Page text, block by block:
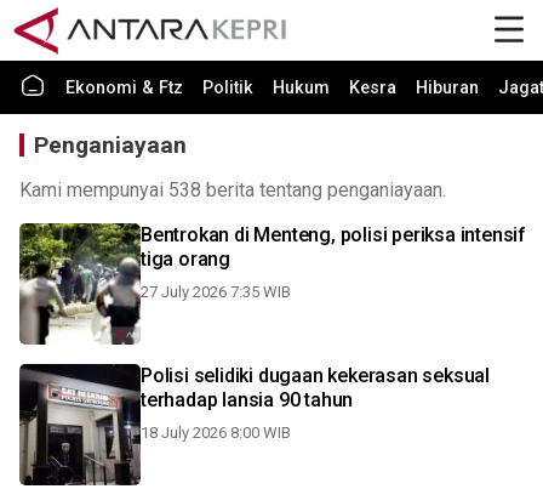
Ekonomi & Ftz Politik Hukum Kesra Hiburan Jagat
Penganiayaan
Kami mempunyai 538 berita tentang penganiayaan.
Bentrokan di Menteng, polisi periksa intensif
tiga orang
27 July 2026 7:35 WIB
Polisi selidiki dugaan kekerasan seksual
terhadap lansia 90 tahun
18 July 2026 8:00 WIB